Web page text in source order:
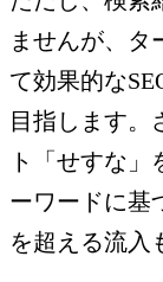
ませんが、タ
て効果的な
目指します。
ト「せすな
ーワードに基
を超える流入